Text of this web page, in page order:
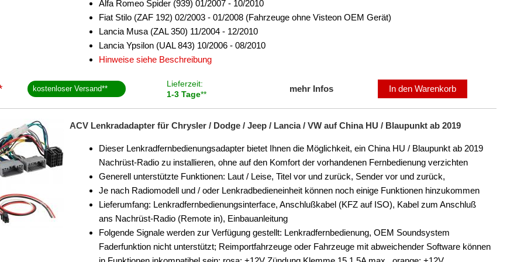
Alfa Romeo Spider (939) 01/2007 - 10/2010
Fiat Stilo (ZAF 192) 02/2003 - 01/2008 (Fahrzeuge ohne Visteon OEM Gerät)
Lancia Musa (ZAL 350) 11/2004 - 12/2010
Lancia Ypsilon (UAL 843) 10/2006 - 08/2010
Hinweise siehe Beschreibung
kostenloser Versand**
Lieferzeit:
1-3 Tage**
mehr Infos In den Warenkorb
ACV Lenkradadapter für Chrysler / Dodge / Jeep / Lancia / VW auf China HU / Blaupunkt ab 2019
Dieser Lenkradfernbedienungsadapter bietet Ihnen die Möglichkeit, ein China HU / Blaupunkt ab 2019
Nachrüst-Radio zu installieren, ohne auf den Komfort der vorhandenen Fernbedienung verzichten
Generell unterstützte Funktionen: Laut / Leise, Titel vor und zurück, Sender vor und zurück,
Je nach Radiomodell und / oder Lenkradbedieneinheit können noch einige Funktionen hinzukommen
Lieferumfang: Lenkradfernbedienungsinterface, Anschlußkabel (KFZ auf ISO), Kabel zum Anschluß
ans Nachrüst-Radio (Remote in), Einbauanleitung
Folgende Signale werden zur Verfügung gestellt: Lenkradfernbedienung, OEM Soundsystem
Faderfunktion nicht unterstützt; Reimportfahrzeuge oder Fahrzeuge mit abweichender Software können